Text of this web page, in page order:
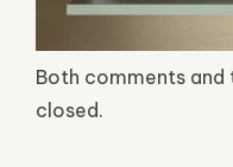
Both comments
closed.